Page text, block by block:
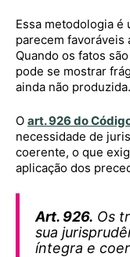
Essa metodologia
parecem favoráveis
Quando os fatos
pode se mostrar
ainda não produzida.
O art. 926 do
necessidade de
coerente, o que
aplicação dos
Art. 926. Os
sua
íntegra e